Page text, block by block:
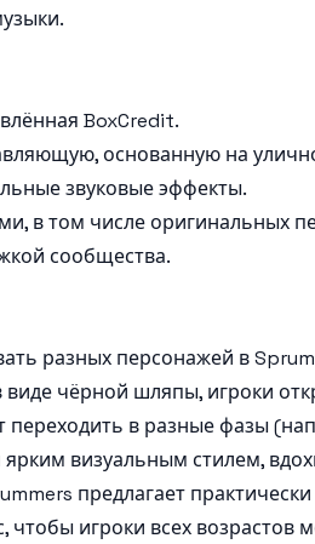
BoxCredit.
основанную на
звуковые эффекты.
в том числе оригинальных
сообщества.
разных персонажей в
виде чёрной шляпы, игроки
переходить в разные фазы
ярким визуальным стилем,
предлагает
игроки всех возрастов